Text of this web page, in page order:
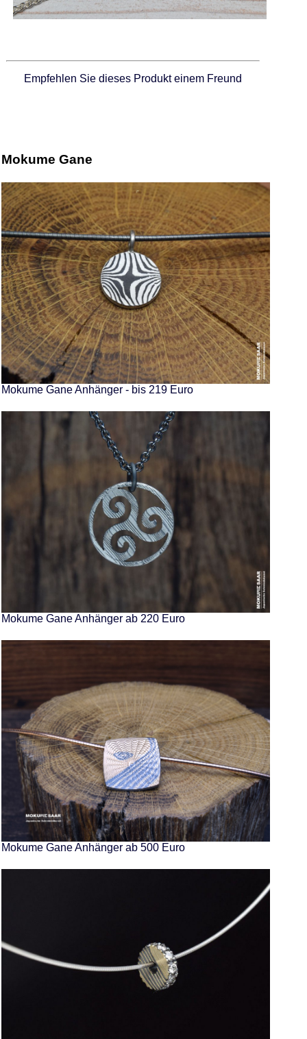
Empfehlen Sie dieses Produkt einem Freund
Mokume Gane
Mokume Gane Anhänger - bis 219 Euro
Mokume Gane Anhänger ab 220 Euro
Mokume Gane Anhänger ab 500 Euro